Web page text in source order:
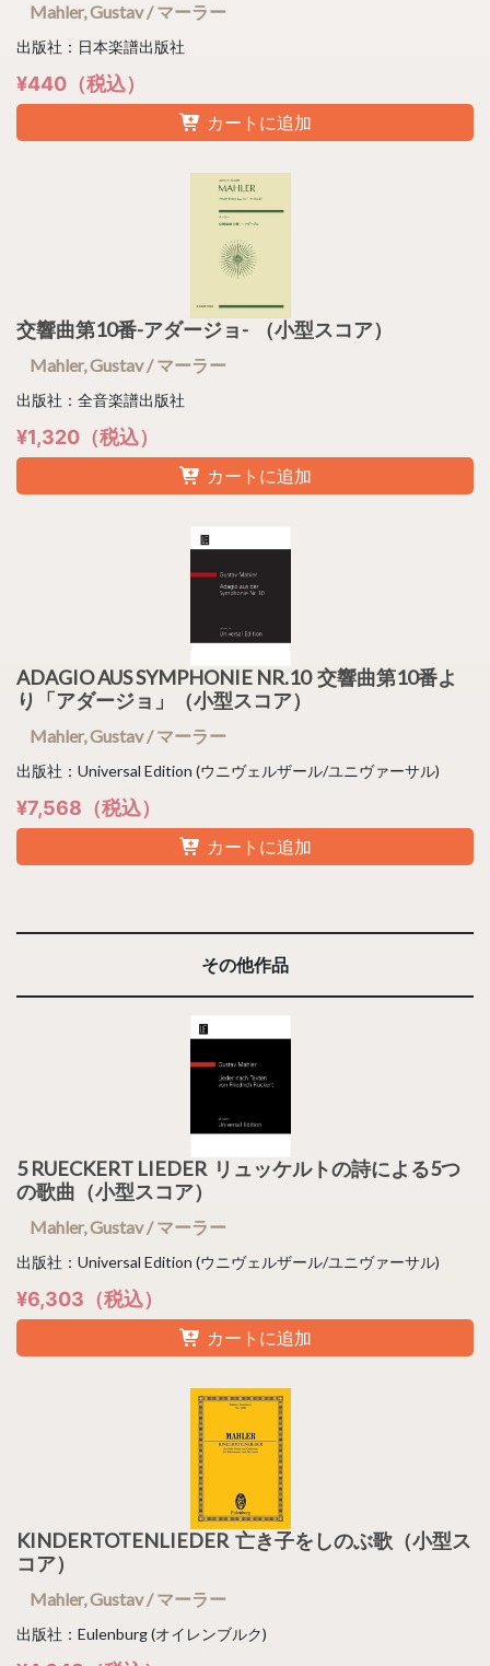
Mahler, Gustav / マーラー
出版社：日本楽譜出版社
¥440（税込）
カートに追加
交響曲第10番-アダージョ- （小型スコア）
Mahler, Gustav / マーラー
出版社：全音楽譜出版社
¥1,320（税込）
カートに追加
ADAGIO AUS SYMPHONIE NR.10 交響曲第10番よ
り「アダージョ」（小型スコア）
Mahler, Gustav / マーラー
出版社：Universal Edition (ウニヴェルザール/ユニヴァーサル)
¥7,568（税込）
カートに追加
その他作品
5 RUECKERT LIEDER リュッケルトの詩による5つ
の歌曲（小型スコア）
Mahler, Gustav / マーラー
出版社：Universal Edition (ウニヴェルザール/ユニヴァーサル)
¥6,303（税込）
カートに追加
KINDERTOTENLIEDER 亡き子をしのぶ歌（小型ス
コア）
Mahler, Gustav / マーラー
出版社：Eulenburg (オイレンブルク)